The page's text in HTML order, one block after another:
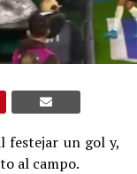
festejar un gol y,
al campo.